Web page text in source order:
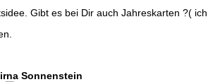
Gibt es bei Dir auch Jahreskarten ?( ich
Sonnenstein